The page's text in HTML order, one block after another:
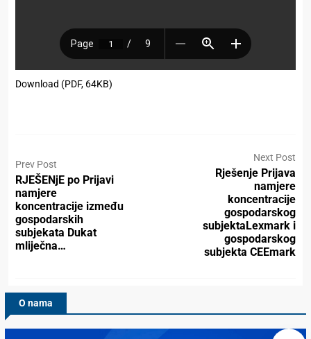
Download (PDF, 64KB)
Prev Post
RJEŠENjE po Prijavi
namjere
koncentracije između
gospodarskih
subjekata Dukat
mliječna…
Next Post
Rješenje Prijava
namjere
koncentracije
gospodarskog
subjektaLexmark i
gospodarskog
subjekta CEEmark
O nama